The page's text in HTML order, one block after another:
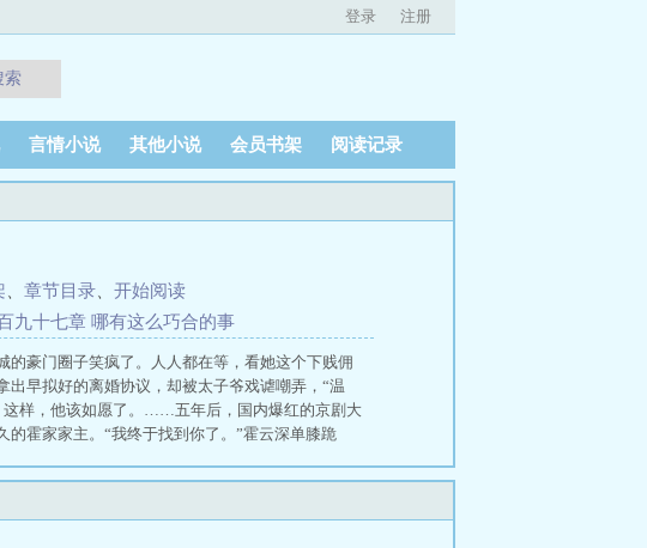
登录 注册
索
言情小说 其他小说 会员书架 阅读记录
章节目录
开始阅读
九十七章 哪有这么巧合的事
的豪门圈子笑疯了。人人都在等，看她这个下贱佣
出早拟好的离婚协议，却被太子爷戏谑嘲弄，“温
这样，他该如愿了。……五年后，国内爆红的京剧大
霍家家主。“我终于找到你了。”霍云深单膝跪